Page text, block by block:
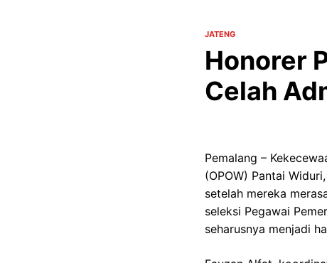
JATENG
Honorer
Celah
Pemalang –
(OPOW) Pantai
setelah mereka
seleksi Pegawai
seharusnya menjadi